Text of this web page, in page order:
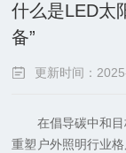
什么是LED太
备”
更新时间：
在倡导碳中和目
重塑户外照明行业